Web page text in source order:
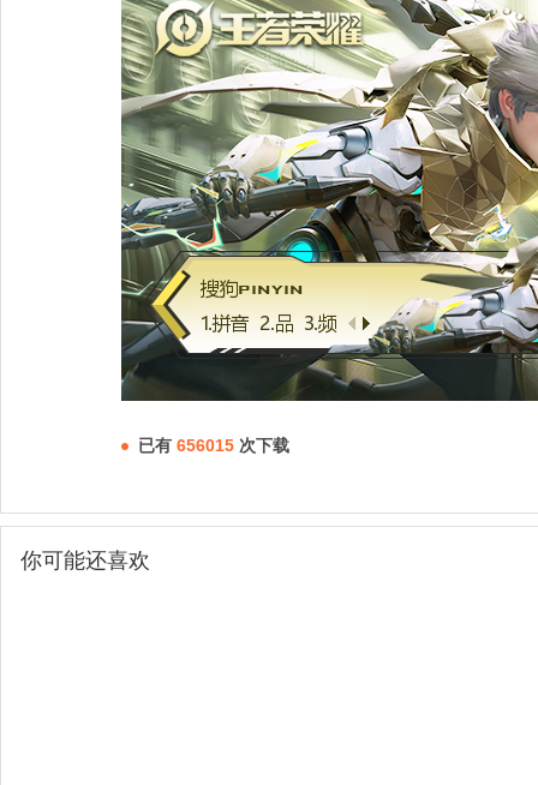
已有 656015 次下载
你可能还喜欢